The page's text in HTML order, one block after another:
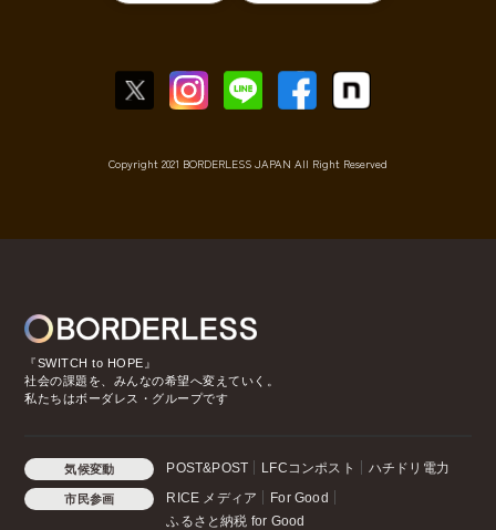
Copyright 2021 BORDERLESS JAPAN All Right Reserved
『SWITCH to HOPE』
社会の課題を、みんなの希望へ変えていく。
私たちはボーダレス・グループです
気候変動 POST&POST LFCコンポスト ハチドリ電力
市民参画 RICE メディア
For Good
ふるさと納税 for Good